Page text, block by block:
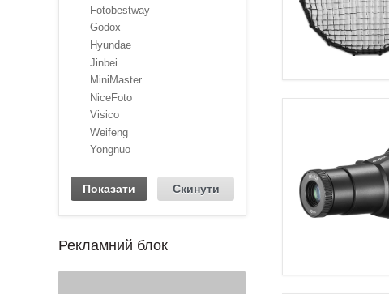
Fotobestway
Godox
Hyundae
Jinbei
MiniMaster
NiceFoto
Visico
Weifeng
Yongnuo
1 2 3 4
Рекламний блок